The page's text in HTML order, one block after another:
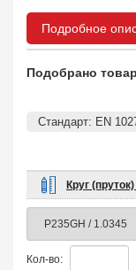
Заказать в 1 клик
Подробное
Подобрано
Стандарт: EN
Круг
Кол-во: